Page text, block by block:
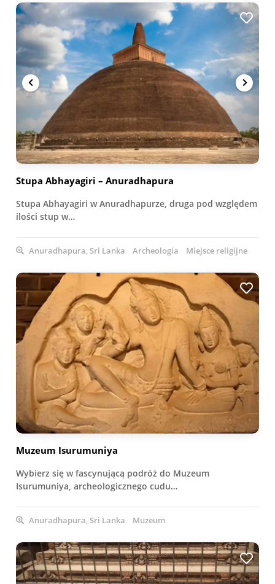
Stupa Abhayagiri – Anuradhapura
Stupa Abhayagiri w Anuradhapurze, druga pod względem
ilości stup w…
Anuradhapura, Sri Lanka Archeologia Miejsce religijne
Muzeum Isurumuniya
Wybierz się w fascynującą podróż do Muzeum
Isurumuniya, archeologicznego cudu…
Anuradhapura, Sri Lanka Muzeum